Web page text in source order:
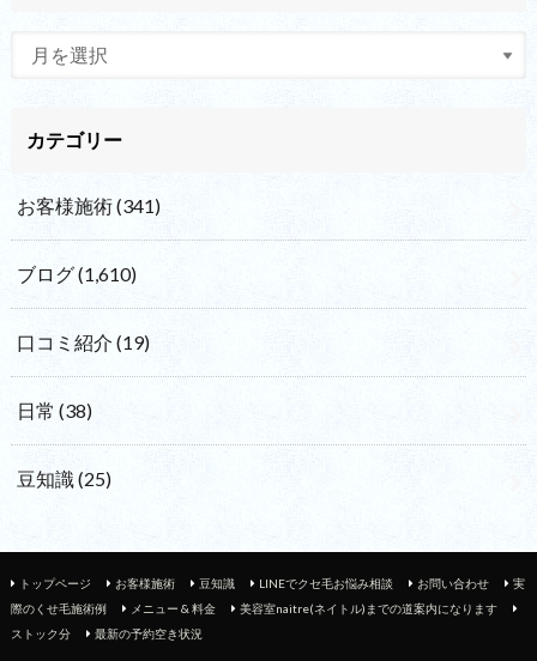
カテゴリー
お客様施術(341)
ブログ(1,610)
口コミ紹介 (19)
日常 (38)
豆知識(25)
トップページ お客様施術 豆知識 LINEでクセ毛お悩み相談 お問い合わせ
実
際のくせ毛施術例
メニュー & 料金
美容室naitre(ネイトル)までの道案内になります
ストック分
最新の予約空き状況